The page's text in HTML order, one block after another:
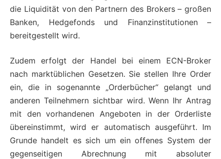
die Liquidität von den Partnern des Brokers – großen
Banken, Hedgefonds und Finanzinstitutionen –
bereitgestellt wird.
Zudem erfolgt der Handel bei einem ECN-Broker
nach marktüblichen Gesetzen. Sie stellen Ihre Order
ein, die in sogenannte „Orderbücher“ gelangt und
anderen Teilnehmern sichtbar wird. Wenn Ihr Antrag
mit den vorhandenen Angeboten in der Orderliste
übereinstimmt, wird er automatisch ausgeführt. Im
Grunde handelt es sich um ein offenes System der
gegenseitigen Abrechnung mit absoluter